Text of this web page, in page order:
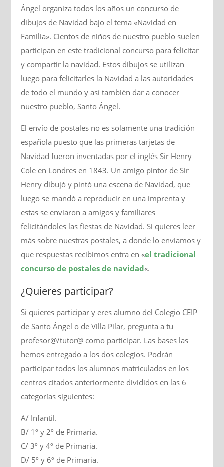
Ángel organiza todos los años un concurso de
dibujos de Navidad bajo el tema «Navidad en
Familia». Cientos de niños de nuestro pueblo suelen
participan en este tradicional concurso para felicitar
y compartir la navidad. Estos dibujos se utilizan
luego para felicitarles la Navidad a las autoridades
de todo el mundo y así también dar a conocer
nuestro pueblo, Santo Ángel.
El envío de postales no es solamente una tradición
española puesto que las primeras tarjetas de
Navidad fueron inventadas por el inglés Sir Henry
Cole en Londres en 1843. Un amigo pintor de Sir
Henry dibujó y pintó una escena de Navidad, que
luego se mandó a reproducir en una imprenta y
estas se enviaron a amigos y familiares
felicitándoles las fiestas de Navidad. Si quieres leer
más sobre nuestras postales, a donde lo enviamos y
que respuestas recibimos entra en «el tradicional
concurso de postales de navidad«.
¿Quieres participar?
Si quieres participar y eres alumno del Colegio CEIP
de Santo Ángel o de Villa Pilar, pregunta a tu
profesor@/tutor@ como participar. Las bases las
hemos entregado a los dos colegios. Podrán
participar todos los alumnos matriculados en los
centros citados anteriormente divididos en las 6
categorías siguientes:
A/ Infantil.
B/ 1º y 2º de Primaria.
C/ 3º y 4º de Primaria.
D/ 5º y 6º de Primaria.